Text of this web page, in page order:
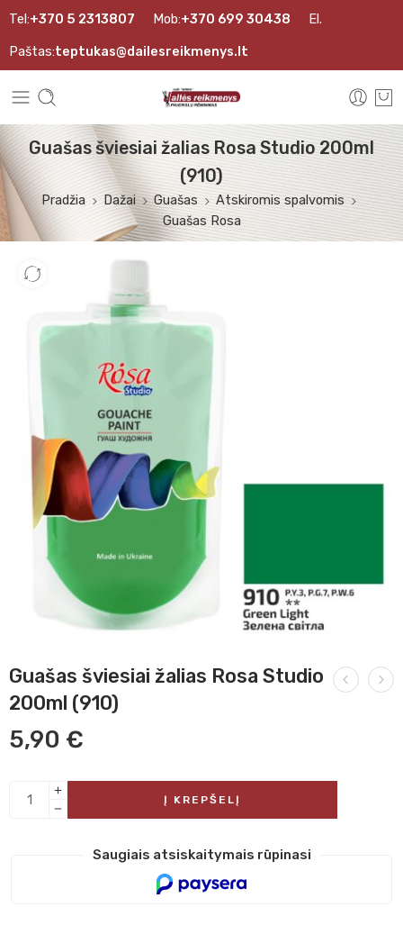
Tel:+370 5 2313807 Mob:+370 699 30438 El.
Paštas:teptukas@dailesreikmenys.lt
Guašas šviesiai žalias Rosa Studio 200ml
(910)
Pradžia Dažai Guašas
Atskiromis spalvomis
Guašas Rosa
Guašas šviesiai žalias Rosa Studio
200ml (910)
5,90 €
Į KREPŠELĮ
Saugiais atsiskaitymais rūpinasi